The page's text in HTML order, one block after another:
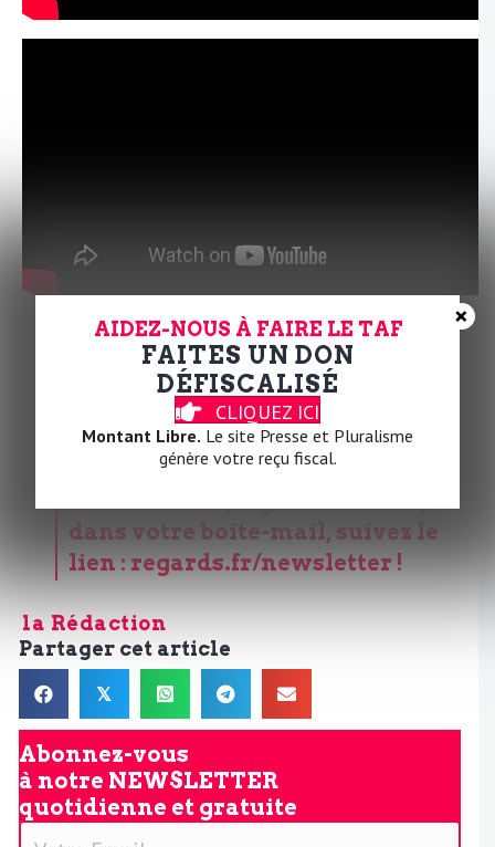
Pour recevoir cette newsletter
dans votre boîte-mail, suivez le
lien : regards.fr/newsletter !
la Rédaction
Partager cet article
𝕏
Abonnez-vous
à notre NEWSLETTER
quotidienne et gratuite
V
AIDEZ-NOUS À FAIRE LE TAF
FAITES UN DON
DÉFISCALISÉ
CLIQUEZ ICI
Montant Libre. Le site Presse et Pluralisme
génère votre reçu fiscal.
×